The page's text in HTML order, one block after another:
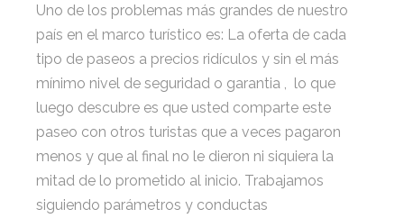
Uno de los problemas más grandes de nuestro
país en el marco turístico es: La oferta de cada
tipo de paseos a precios ridículos y sin el más
mínimo nivel de seguridad o garantia , lo que
luego descubre es que usted comparte este
paseo con otros turistas que a veces pagaron
menos y que al final no le dieron ni siquiera la
mitad de lo prometido al inicio. Trabajamos
siguiendo parámetros y conductas